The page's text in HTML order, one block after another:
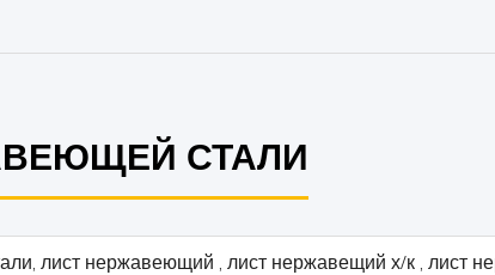
СТАЛИ
лист нержавеющий , лист нержавещий х/к , лист